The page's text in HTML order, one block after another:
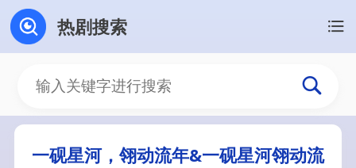
热剧搜索
一砚星河，翎动流年&一砚星河翎动流